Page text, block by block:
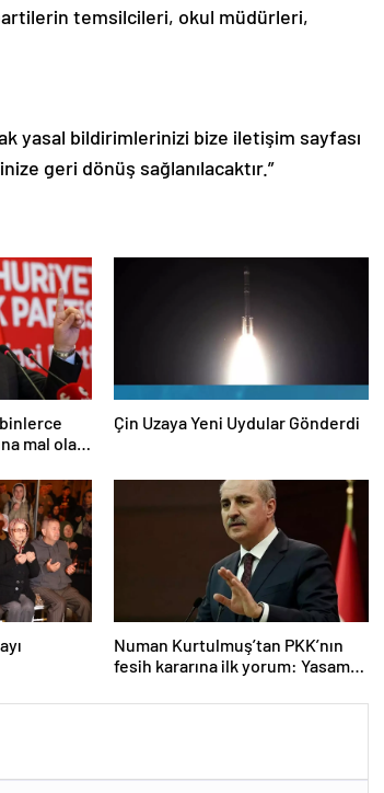
temsilcileri, okul müdürleri,
yasal bildirimlerinizi bize iletişim sayfası
geri dönüş sağlanılacaktır.”
mal olan
Çin Uzaya Yeni Uydular Gönderdi
Numan Kurtulmuş’tan PKK’nın
fesih kararına ilk yorum: Yasama
etmeli